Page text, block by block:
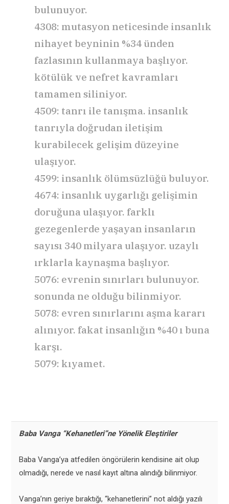
bulunuyor.
4308: mutasyon neticesinde insanlık
nihayet beyninin %34 ünden
fazlasının kullanmaya başlıyor.
kötülük ve nefret kavramları
tamamen siliniyor.
4509: tanrı ile tanışma. insanlık
tanrıyla doğrudan iletişim
kurabilecek gelişim düzeyine
ulaşıyor.
4599: insanlık ölümsüzlüğü buluyor.
4674: insanlık uygarlığı gelişimin
doruğuna ulaşıyor. farklı
gezegenlerde yaşayan insanların
sayısı 340 milyara ulaşıyor. uzaylı
ırklarla kaynaşma başlıyor.
5076: evrenin sınırları bulunuyor.
sonunda ne olduğu bilinmiyor.
5078: evren sınırlarını aşma kararı
alınıyor. fakat insanlığın %40 ı buna
karşı.
5079: kıyamet.
Baba Vanga “Kehanetleri”ne Yönelik Eleştiriler
Baba Vanga’ya atfedilen öngörülerin kendisine ait olup
olmadığı, nerede ve nasıl kayıt altına alındığı bilinmiyor.
Vanga’nın geriye bıraktığı, “kehanetlerini” not aldığı yazılı